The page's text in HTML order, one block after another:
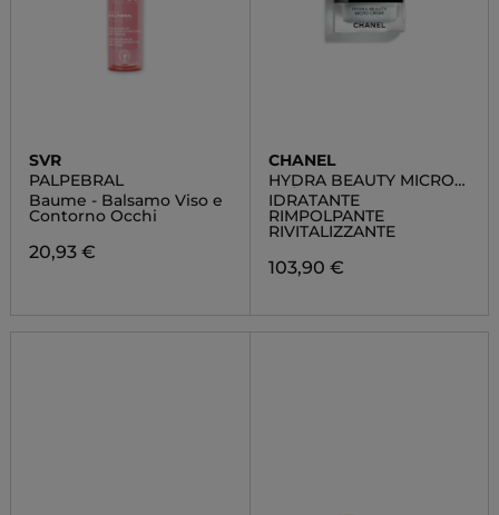
SVR
PALPEBRAL
Baume - Balsamo Viso e
Contorno Occhi
20,93 €
CHANEL
HYDRA BEAUTY MICRO
CRÈME
IDRATANTE
RIMPOLPANTE
RIVITALIZZANTE
103,90 €